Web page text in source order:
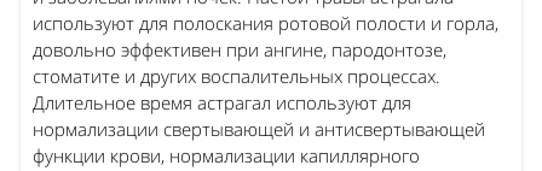
используют для полоскания ротовой полости и горла,
довольно эффективен при ангине, пародонтозе,
стоматите и других воспалительных процессах.
Длительное время астрагал используют для
нормализации свертывающей и антисвертывающей
функции крови, нормализации капиллярного